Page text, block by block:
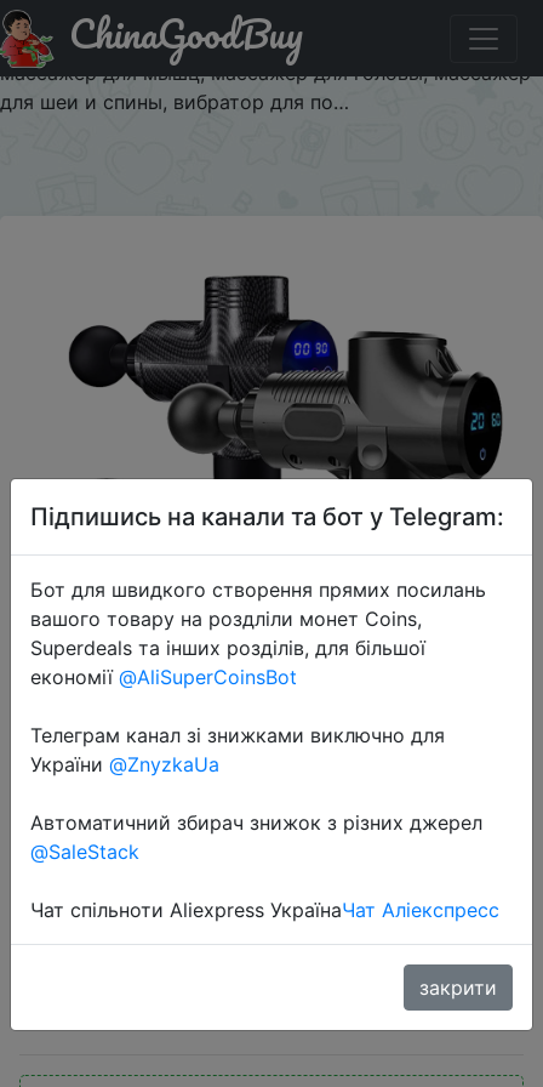
Паридбати з промокодом $3.12/24.97 ЖК-дисплей,
массажный пистолет для тела, Электрический
массажер для мышц, массажер для головы, массажер
для шеи и спины, вибратор для по…
ChinaGoodBuy
2020-07-07
ЖК-дисплей, массажный
пистолет для тела, Электрический
массажер для мышц, массажер
спины, вибратор для по…
Підпишись на канали та бот у Telegram:
Бот для швидкого створення прямих посилань
вашого товару на роздліли монет Coins,
Superdeals та інших розділів, для більшої
економії @AliSuperCoinsBot
Телеграм канал зі знижками виключно для
України @ZnyzkaUa
Автоматичний збирач знижок з різних джерел
@SaleStack
Чат спільноти Aliexpress УкраїнаЧат Аліекспресс
закрити